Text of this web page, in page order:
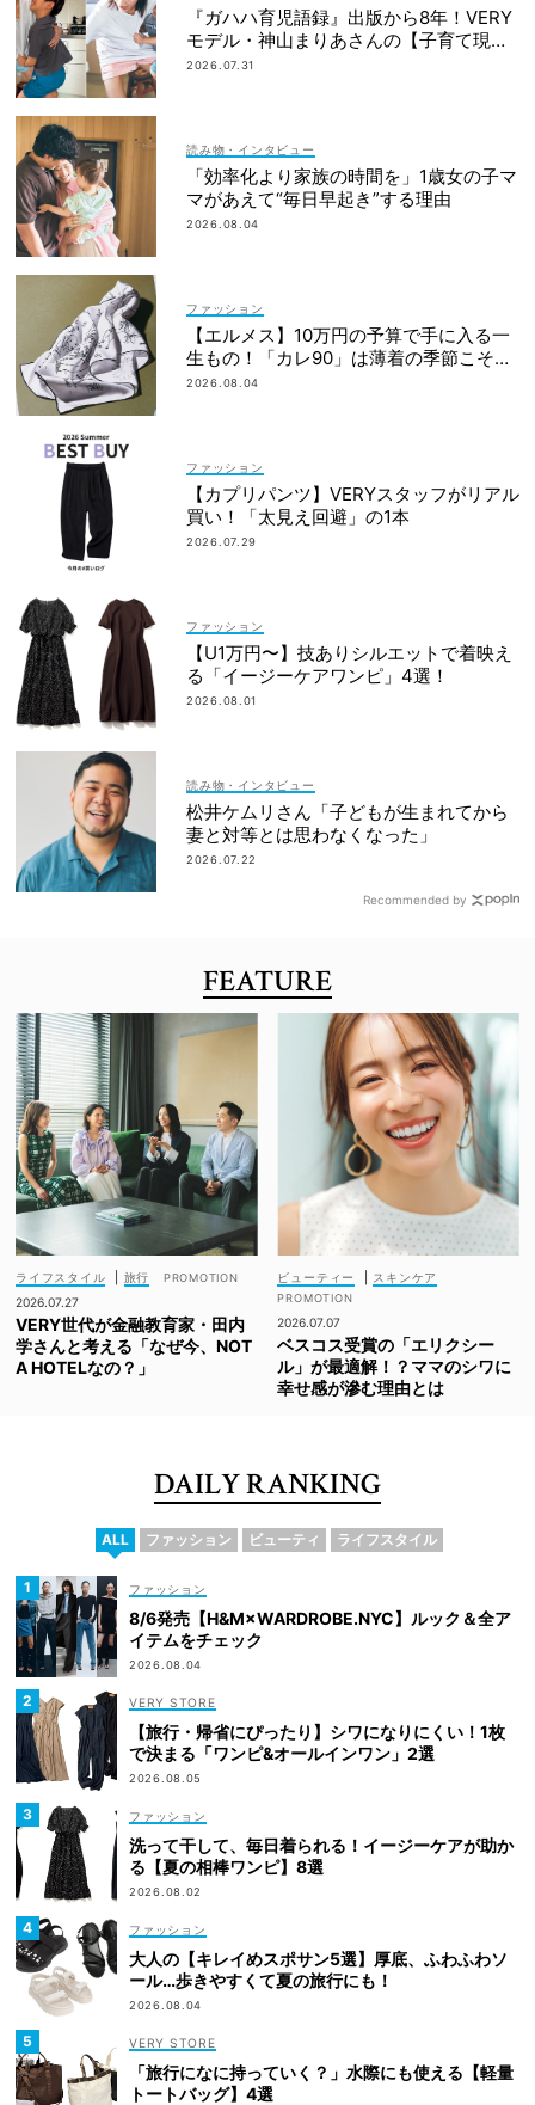
『ガハハ育児語録』出版から8年！VERY
モデル・神山まりあさんの【子育て現在
地】
2026.07.31
読み物・インタビュー
「効率化より家族の時間を」1歳女の子マ
マがあえて“毎日早起き”する理由
2026.08.04
ファッション
【エルメス】10万円の予算で手に入る一
生もの！「カレ90」は薄着の季節こそ重
宝
2026.08.04
ファッション
【カプリパンツ】VERYスタッフがリアル
買い！「太見え回避」の1本
2026.07.29
ファッション
【U1万円〜】技ありシルエットで着映え
る「イージーケアワンピ」4選！
2026.08.01
読み物・インタビュー
松井ケムリさん「子どもが生まれてから
妻と対等とは思わなくなった」
2026.07.22
Recommended by
FEATURE
ライフスタイル
旅行
2026.07.27
VERY世代が金融教育家・田内
学さんと考える「なぜ今、NOT
A HOTELなの？」
ビューティー スキンケア
2026.07.07
ベスコス受賞の「エリクシー
ル」が最適解！？ママのシワに
幸せ感が滲む理由とは
DAILY RANKING
ALL ファッション ビューティ ライフスタイル
ファッション
8/6発売【H&M×WARDROBE.NYC】ルック＆全ア
イテムをチェック
2026.08.04
VERY STORE
【旅行・帰省にぴったり】シワになりにくい！1枚
で決まる「ワンピ&オールインワン」2選
2026.08.05
ファッション
洗って干して、毎日着られる！イージーケアが助か
る【夏の相棒ワンピ】8選
2026.08.02
ファッション
大人の【キレイめスポサン5選】厚底、ふわふわソ
ール…歩きやすくて夏の旅行にも！
2026.08.04
VERY STORE
「旅行になに持っていく？」水際にも使える【軽量
トートバッグ】4選